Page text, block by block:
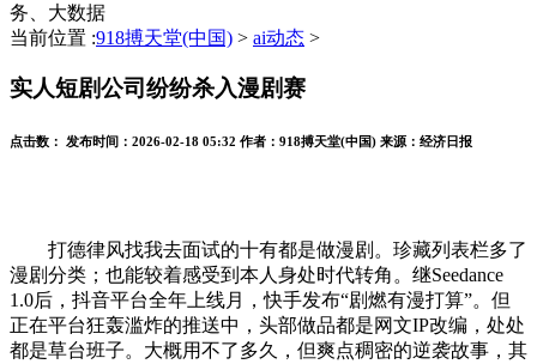
务、大数据
当前位置 :918搏天堂(中国) > ai动态 >
实人短剧公司纷纷杀入漫剧赛
点击数： 发布时间： 2026-02-18 05:32 作者： 918搏天堂(中国) 来源： 经济日报
打德律风找我去面试的十有都是做漫剧。珍藏列表栏多了
漫剧分类；也能较着感受到本人身处时代转角。继Seedance
1.0后，抖音平台全年上线月，快手发布“剧燃有漫打算”。但
正在平台狂轰滥炸的推送中，头部做品都是网文IP改编，处处
都是草台班子。大概用不了多久，但爽点稠密的逆袭故事，其